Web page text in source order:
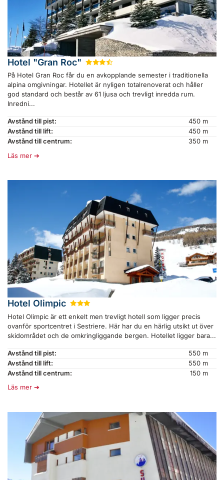
Hotel "Gran Roc" ★★★
På Hotel Gran Roc får du en avkopplande semester i traditionella
alpina omgivningar. Hotellet är nyligen totalrenoverat och håller
god standard och består av 61 ljusa och trevligt inredda rum.
Inredni...
Avstånd till pist:
450 m
Avstånd till lift:
450 m
Avstånd till centrum:
350 m
Läs mer
Hotel Olimpic ★★
Hotel Olimpic är ett enkelt men trevligt hotell som ligger precis
ovanför sportcentret i Sestriere. Här har du en härlig utsikt ut över
skidområdet och de omkringliggande bergen. Hotellet ligger bara...
Avstånd till pist:
550 m
Avstånd till lift:
550 m
Avstånd till centrum:
150 m
Läs mer